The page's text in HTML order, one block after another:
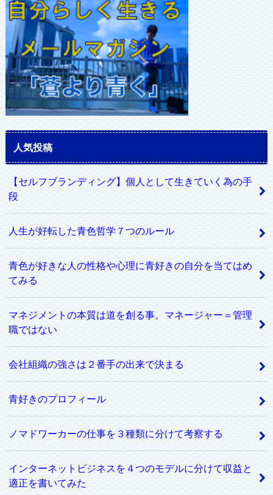
ス
人気投稿
【セルフブランディング】個人として生きていく為の手
段
人生が好転した青色哲学７つのルール
青色が好きな人の性格や心理に青好きの自分を当てはめ
てみる
マネジメントの本質は道を創る事。マネージャー＝管理
職ではない
会社組織の強さは２番手の出来で決まる
青好きのプロフィール
ノマドワーカーの仕事を３種類に分けて考察する
インターネットビジネスを４つのモデルに分けて収益と
適正を書いてみた